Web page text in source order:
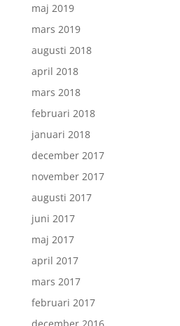
maj 2019
mars 2019
augusti 2018
april 2018
mars 2018
februari 2018
januari 2018
december 2017
november 2017
augusti 2017
juni 2017
maj 2017
april 2017
mars 2017
februari 2017